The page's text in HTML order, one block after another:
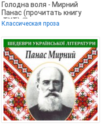
Голодна воля - Мирний
Панас (прочитать книгу
.TXT) 📗
Классическая проза